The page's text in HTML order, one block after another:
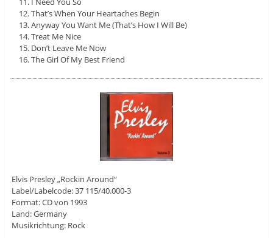
That’s When Your Heartaches Begin
Anyway You Want Me (That’s How I Will Be)
Treat Me Nice
Don’t Leave Me Now
The Girl Of My Best Friend
Elvis Presley „Rockin Around“
Label/Labelcode: 37 115/40.000-3
Format: CD von 1993
Land: Germany
Musikrichtung: Rock